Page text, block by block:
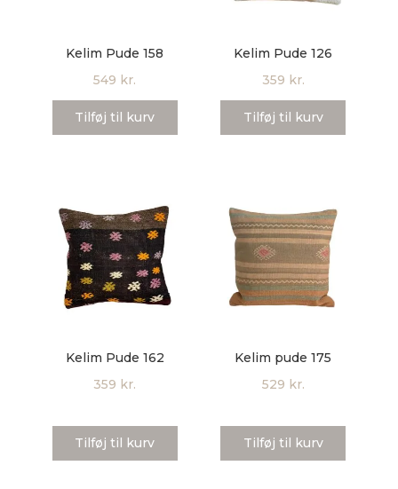
Kelim Pude 158
549 kr.
Tilføj til kurv
Kelim Pude 126
359 kr.
Tilføj til kurv
Kelim Pude 162
359 kr.
Tilføj til kurv
Kelim pude 175
529 kr.
Tilføj til kurv